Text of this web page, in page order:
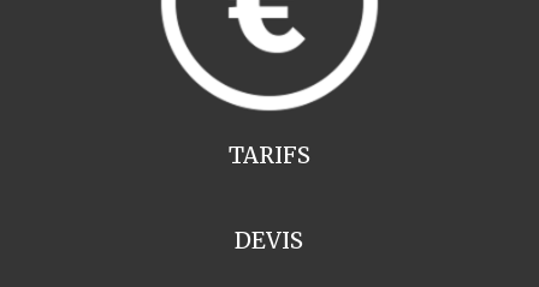
TARIFS
DEVIS